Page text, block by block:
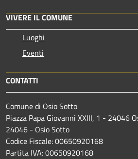
VIVERE IL COMUNE
Luoghi
Eventi
CONTATTI
Comune di Osio Sotto
Piazza Papa Giovanni XXIII, 1 - 24046
24046 - Osio Sotto
Codice Fiscale: 00650920168
Partita IVA: 00650920168